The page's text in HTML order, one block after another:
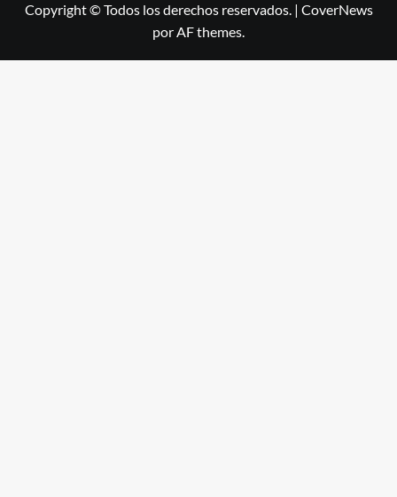
Copyright © Todos los derechos reservados. | CoverNews
por AF themes.